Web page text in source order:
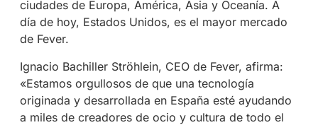
ciudades de Europa, América, Asia y Oceanía. A
día de hoy, Estados Unidos, es el mayor mercado
de Fever.
Ignacio Bachiller Ströhlein, CEO de Fever, afirma:
«Estamos orgullosos de que una tecnología
originada y desarrollada en España esté ayudando
a miles de creadores de ocio y cultura de todo el